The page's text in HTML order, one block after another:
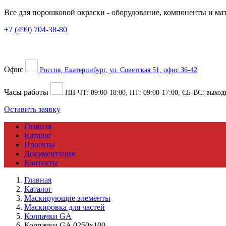
Все для порошковой окраски - оборудование, компоненты и
+7 (499) 704-38-80
Офис Россия, Екатеринбург, ул. Советская 51, офис 36-42
Часы работы ПН-ЧТ: 09:00-18:00 , ПТ: 09:00-17:00 , СБ-ВС:
Оставить заявку
Главная
Каталог
Проекты
Документация
Контакты
Главная
Каталог
Маскирующие элементы
Маскировка для частей
Колпачки GA